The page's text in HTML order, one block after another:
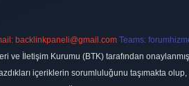
backlinkpaneli@gmail.com Teams:
ve İletişim Kurumu (BTK) tarafından
içeriklerin sorumluluğunu taşımakta